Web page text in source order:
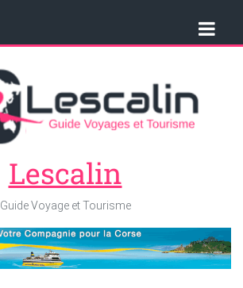
Lescalin
Guide Voyage et Tourisme